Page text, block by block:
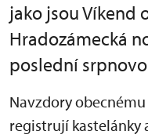
jako jsou Víkend
Hradozámecká
poslední
Navzdory
registrují kastelánky